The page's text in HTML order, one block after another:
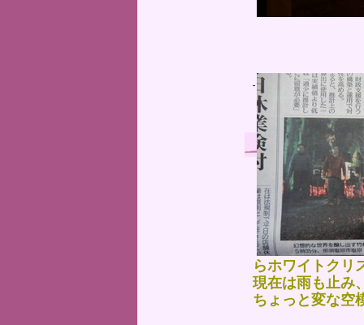
らホワイトクリ
現在は雨も止み
ちょっと変な空